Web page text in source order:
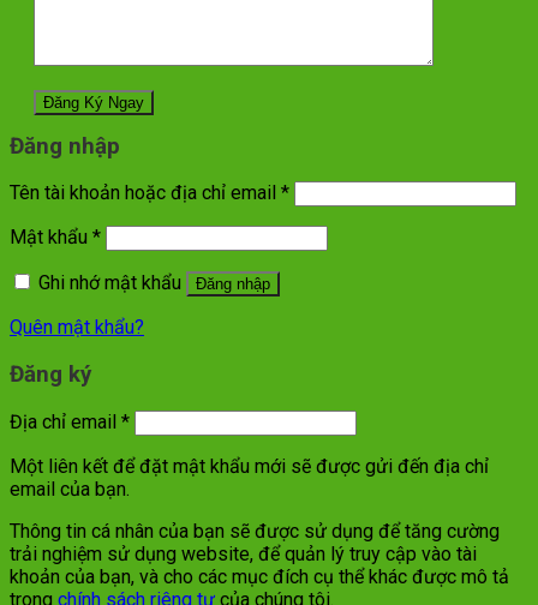
Đăng nhập
Tên tài khoản hoặc địa chỉ email *
Mật khẩu *
Ghi nhớ mật khẩu
Đăng nhập
Quên mật khẩu?
Đăng ký
Địa chỉ email *
Một liên kết để đặt mật khẩu mới sẽ được gửi đến địa chỉ
email của bạn.
Thông tin cá nhân của bạn sẽ được sử dụng để tăng cường
trải nghiệm sử dụng website, để quản lý truy cập vào tài
khoản của bạn, và cho các mục đích cụ thể khác được mô tả
trong chính sách riêng tư của chúng tôi.